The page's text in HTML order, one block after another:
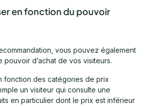
en fonction du pouvoir
vous pouvez également
pouvoir d’achat de vos visiteurs.
fonction des catégories de prix
un visiteur qui consulte une
en particulier dont le prix est inférieur